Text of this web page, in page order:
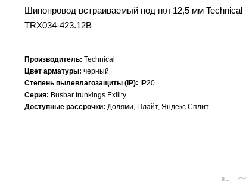
Шинопровод встраиваемый под гкл 12,5 мм Technical
TRX034-423.12B
Производитель: Technical
Цвет арматуры: черный
Степень пылевлагозащиты (IP):
IP20
Серия: Busbar trunkings Exility
Доступные рассрочки: Долями, Плайт, Яндекс.Сплит